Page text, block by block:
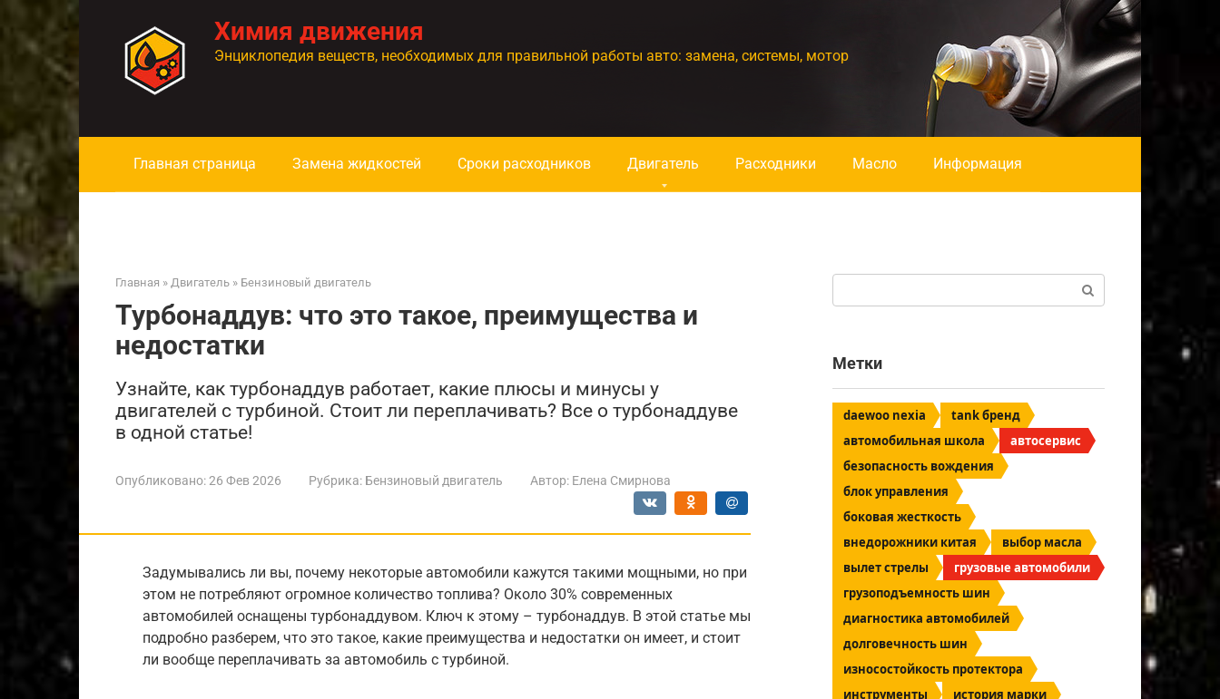
контенту
Химия движения
Энциклопедия веществ, необходимых для правильной работы авто: замена, системы, мотор
Главная страница Замена жидкостей Сроки расходников Двигатель Расходники Масло Информация
Главная » Двигатель » Бензиновый двигатель
Турбонаддув: что это такое, преимущества и
недостатки
Узнайте, как турбонаддув работает, какие плюсы и минусы у
двигателей с турбиной. Стоит ли переплачивать? Все о турбонаддуве
в одной статье!
Опубликовано:26 Фев 2026 Рубрика: Бензиновый двигатель Автор: Елена Смирнова
Задумывались ли вы, почему некоторые автомобили кажутся такими мощными, но при
этом не потребляют огромное количество топлива? Около 30% современных
автомобилей оснащены турбонаддувом. Ключ к этому – турбонаддув. В этой статье мы
подробно разберем, что это такое, какие преимущества и недостатки он имеет, и стоит
ли вообще переплачивать за автомобиль с турбиной.
Метки
daewoo nexia
tank бренд
автомобильная школа
автосервис
безопасность вождения
блок управления
боковая жесткость
внедорожники китая
выбор масла
вылет стрелы
грузовые автомобили
грузоподъемность шин
диагностика автомобилей
долговечность шин
износостойкость протектора
инструменты
история марки